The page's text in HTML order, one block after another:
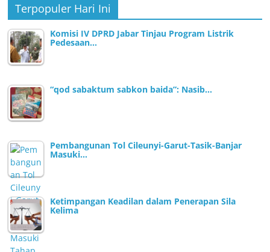
Terpopuler Hari Ini
Komisi IV DPRD Jabar Tinjau Program Listrik
Pedesaan…
“qod sabaktum sabkon baida”: Nasib…
Pembangunan Tol Cileunyi-Garut-Tasik-Banjar
Masuki…
Ketimpangan Keadilan dalam Penerapan Sila
Kelima